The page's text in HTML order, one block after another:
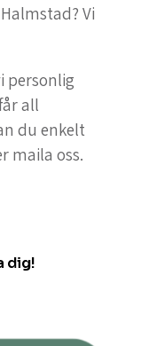
Vi
personlig
all
du enkelt
maila oss.
dig!